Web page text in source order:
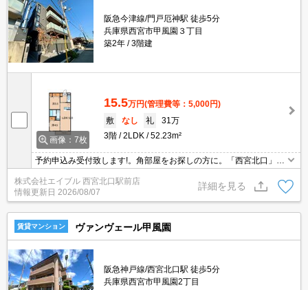
阪急今津線/門戸厄神駅 徒歩5分
兵庫県西宮市甲風園３丁目
築2年
3階建
画像：7枚
15.5万円(管理費等：5,000円)
敷
なし 礼
31万
3階
2LDK 52.23m²
予約申込み受付致します!。角部屋をお探しの方に。「西宮北口」と
いう安心感。高温差し湯式バス。
株式会社エイブル 西宮北口駅前店
情報更新日 2026/08/07
詳細を見る
賃貸マンション ヴァンヴェール甲風園
阪急神戸線/西宮北口駅 徒歩5分
兵庫県西宮市甲風園2丁目